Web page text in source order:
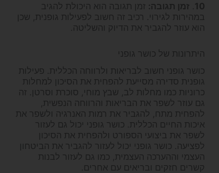
10
. זמן תגובה: זמן תגובה הוא היכולת להגיב
במהירות לגירוי. רכיב זה חשוב לפעילות גופנית, שכן
הוא עוזר להגביר את הדיוק והשליטה.
היתרונות של כושר גופני
כושר גופני חשוב לבריאות ולרווחה הכללית. פעילות
גופנית סדירה מסייעת להפחית את הסיכון למחלות
כרוניות כמו מחלות לב, שבץ מוחי, סוכרת וסרטן. זה
גם עוזר לשפר את הבריאות והרווחה הנפשית,
להפחית מתח, להגביר את רמות האנרגיה ולשפר את
איכות החיים הכללית. כושר גופני יכול גם לעזור
לשפר את ביצועי הספורט ולהפחית את הסיכון
לפציעה. כושר גופני יכול לעזור להגביר את הביטחון
העצמי וההערכה העצמית, כמו גם לעזור לבנות
קשרים חזקים ובריאים עם אחרים.